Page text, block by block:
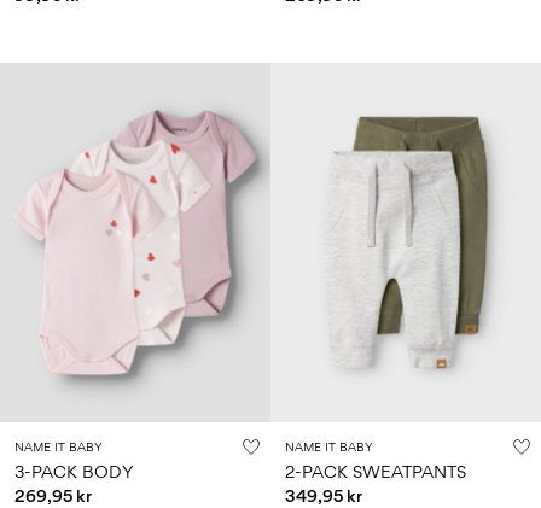
NAME IT BABY
3-PACK BODY
269,95 kr
NAME IT BABY
2-PACK SWEATPANTS
349,95 kr